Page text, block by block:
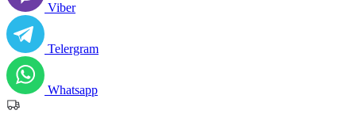
Viber
Telergram
Whatsapp